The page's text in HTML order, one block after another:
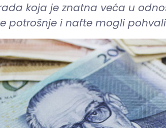
koja je znatna veća u
potrošnje i nafte mogli